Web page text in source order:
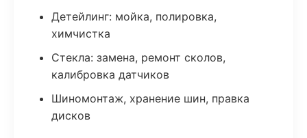
Детейлинг: мойка, полировка,
химчистка
Стекла: замена, ремонт сколов,
калибровка датчиков
Шиномонтаж, хранение шин, правка
дисков